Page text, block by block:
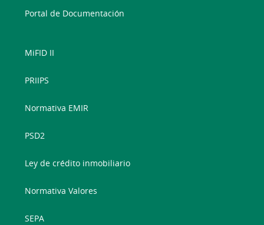
Portal de Documentación
MiFID II
PRIIPS
Normativa EMIR
PSD2
Ley de crédito inmobiliario
Normativa Valores
SEPA